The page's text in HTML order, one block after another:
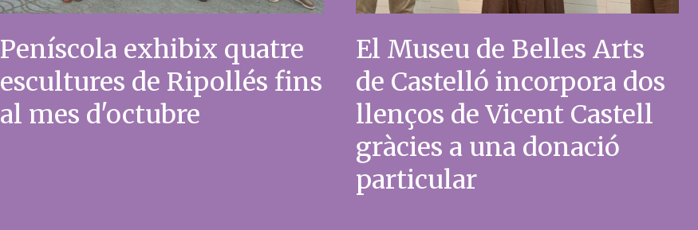
Peníscola exhibix quatre
escultures de Ripollés fins
al mes d'octubre
El Museu de Belles Arts
de Castelló incorpora dos
llenços de Vicent Castell
gràcies a una donació
particular